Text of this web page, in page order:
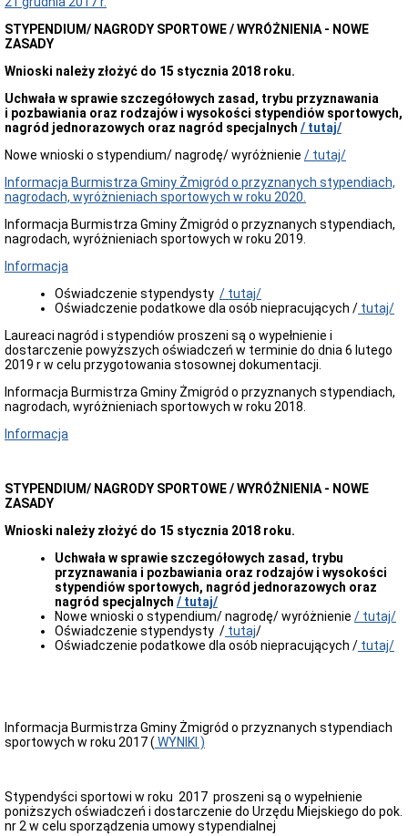
Żmigrodzie
przetarg:
sprzedaż
nieruchomości
Nabór
Zamówienia
publiczne
Gminny
Pomocy
Społecznej
Zamówienia
publiczne
-
Parafia
Rzymskokatolicka
Chrzciciela
w
Powidzku
Zamówienia
publiczne
-
Parafia
Rzymskokatolicka
Karola
Boromeusza
Radziądzu
Oświadczenia
majątkowe
Miejskiej
Kierownicy
Jednostek
Archiwum
Poradnik
załatwić
sprawę?)
Alkohole
STYPENDIUM/ NAGRODY SPORTOWE / WYRÓŻNIENIA - NOWE
ZASADY
Wnioski należy złożyć do 15 stycznia 2018 roku.
Uchwała w sprawie szczegółowych zasad, trybu przyznawania
i pozbawiania oraz rodzajów i wysokości stypendiów sportowych,
nagród jednorazowych oraz nagród specjalnych / tutaj/
Nowe wnioski o stypendium/ nagrodę/ wyróżnienie / tutaj/
Informacja Burmistrza Gminy Żmigród o przyznanych stypendiach,
nagrodach, wyróżnieniach sportowych w roku 2020.
Informacja Burmistrza Gminy Żmigród o przyznanych stypendiach,
nagrodach, wyróżnieniach sportowych w roku 2019.
Informacja
Oświadczenie stypendysty / tutaj/
Oświadczenie podatkowe dla osób niepracujących / tutaj/
Laureaci nagród i stypendiów proszeni są o wypełnienie i
dostarczenie powyższych oświadczeń w terminie do dnia 6 lutego
2019 r w celu przygotowania stosownej dokumentacji.
Informacja Burmistrza Gminy Żmigród o przyznanych stypendiach,
nagrodach, wyróżnieniach sportowych w roku 2018.
Informacja
STYPENDIUM/ NAGRODY SPORTOWE / WYRÓŻNIENIA - NOWE
ZASADY
Wnioski należy złożyć do 15 stycznia 2018 roku.
Uchwała w sprawie szczegółowych zasad, trybu
przyznawania i pozbawiania oraz rodzajów i wysokości
stypendiów sportowych, nagród jednorazowych oraz
nagród specjalnych / tutaj/
Nowe wnioski o stypendium/ nagrodę/ wyróżnienie / tutaj/
Oświadczenie stypendysty / tutaj/
Oświadczenie podatkowe dla osób niepracujących / tutaj/
Informacja Burmistrza Gminy Żmigród o przyznanych stypendiach
sportowych w roku 2017 ( WYNIKI )
Stypendyści sportowi w roku 2017 proszeni są o wypełnienie
poniższych oświadczeń i dostarczenie do Urzędu Miejskiego do pok.
nr 2 w celu sporządzenia umowy stypendialnej